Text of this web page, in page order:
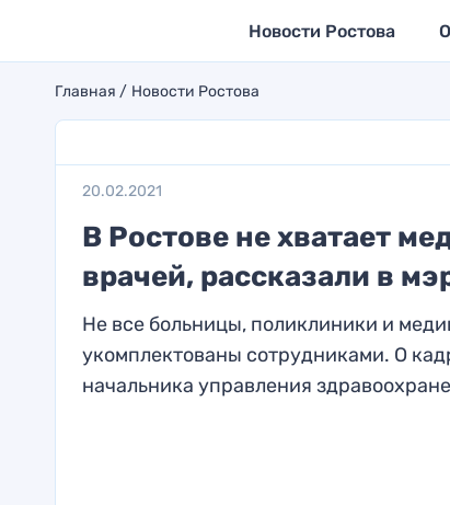
Новости Ростова
Главная Новости Ростова
20.02.2021
В Ростове не хватает
врачей, рассказали в
Не все больницы, поликлиники и
укомплектованы сотрудниками. О
начальника управления